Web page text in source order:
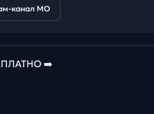
канал МО
➡️